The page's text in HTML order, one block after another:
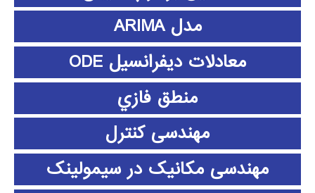
مدل ARIMA
معادلات دیفرانسیل ODE
منطق فازي
مهندسی کنترل
مهندسی مکانیک در سیمولینک